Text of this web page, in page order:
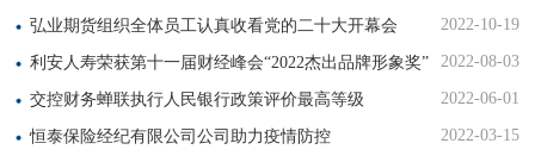
弘业期货组织全体员工认真收看党的二十大开幕会 2022-10-19
利安人寿荣获第十一届财经峰会“2022杰出品牌形象奖” 2022-08-03
交控财务蝉联执行人民银行政策评价最高等级 2022-06-01
恒泰保险经纪有限公司公司助力疫情防控 2022-03-15